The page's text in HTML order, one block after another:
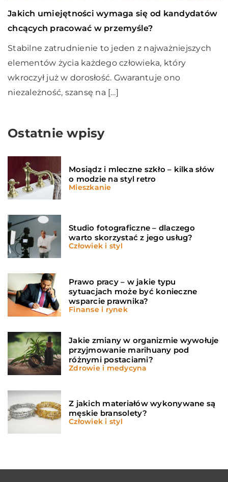
Jakich umiejętności wymaga się od kandydatów
chcących pracować w przemyśle?
Stabilne zatrudnienie to jeden z najważniejszych
elementów życia każdego człowieka, który
wkroczył już w dorosłość. Gwarantuje ono
niezależność, szansę na […]
Ostatnie wpisy
Mosiądz i mleczne szkło – kilka słów
o modzie na styl retro
Mieszkanie
Studio fotograficzne – dlaczego
warto skorzystać z jego usług?
Człowiek i styl
Prawo pracy – w jakie typu
sytuacjach może być konieczne
wsparcie prawnika?
Finanse i rynek
Jakie zmiany w organizmie wywołuje
przyjmowanie marihuany pod
różnymi postaciami?
Zdrowie i medycyna
Z jakich materiałów wykonywane są
męskie bransolety?
Człowiek i styl